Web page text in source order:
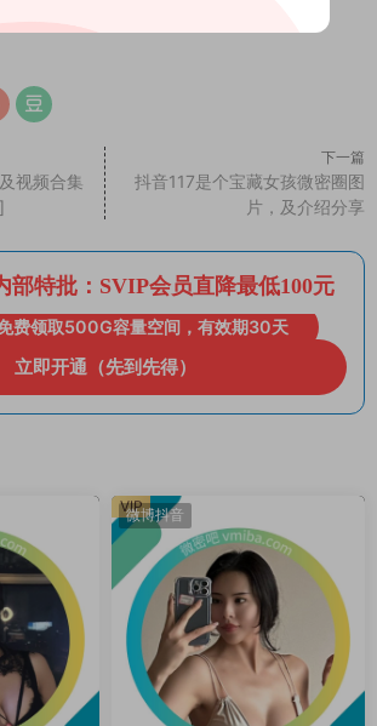
视频合集
下一篇
抖音117是个宝藏女孩微密圈图
片，及介绍分享
部特批：SVIP会员直降最低100元
费领取500G容量空间，有效期30天
立即开通（先到先得）
微博抖音
VIP